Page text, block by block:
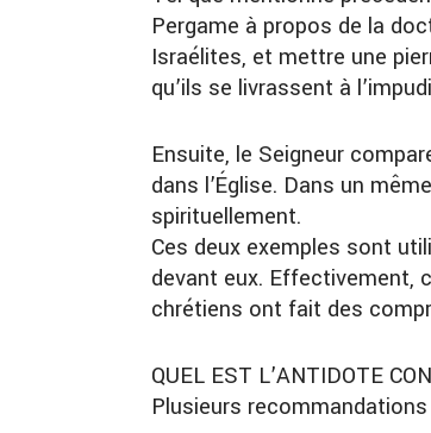
Pergame à propos de la
Israélites, et mettre une
qu’ils se livrassent à
Ensuite, le Seigneur
dans l’Église. Dans un
spirituellement.
Ces deux exemples sont
devant eux. Effectivement,
chrétiens ont fait des
QUEL EST L’ANTIDOTE
Plusieurs